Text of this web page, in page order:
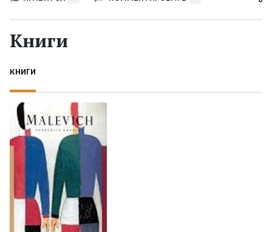
Жанры
Экранизации
Коллекции
Книги
КНИГИ